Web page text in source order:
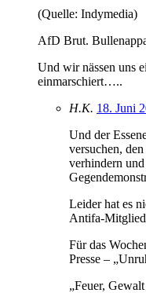
(Quelle: Indymedia)
AfD Brut.
Und wir nässen uns
einmarschiert…..
H.K. 18. Juni
Und der
versuchen,
verhindern
Leider hat es
Antifa-
Für das
Presse –
„Feuer,